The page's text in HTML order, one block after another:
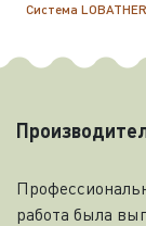
Система
работа была